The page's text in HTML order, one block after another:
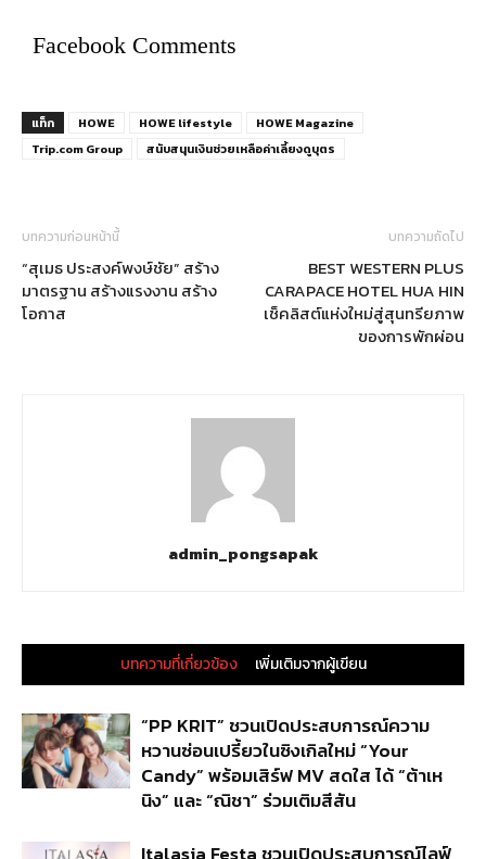
Facebook Comments
แท็ก HOWE HOWE lifestyle
HOWE Magazine
Trip.com Group
สนับสนุนเงินช่วยเหลือค่าเลี้ยงดูบุตร
บทความก่อนหน้านี้
“สุเมธ ประสงค์พงษ์ชัย” สร้าง
มาตรฐาน สร้างแรงงาน สร้าง
โอกาส
บทความถัดไป
BEST WESTERN PLUS
CARAPACE HOTEL HUA HIN
เช็คลิสต์แห่งใหม่สู่สุนทรียภาพ
ของการพักผ่อน
admin_pongsapak
บทความที่เกี่ยวข้อง เพิ่มเติมจากผู้เขียน
“PP KRIT” ชวนเปิดประสบการณ์ความ
หวานซ่อนเปรี้ยวในซิงเกิลใหม่ “Your
Candy” พร้อมเสิร์ฟ MV สดใส ได้ “ต้าเห
นิง” และ “ณิชา” ร่วมเติมสีสัน